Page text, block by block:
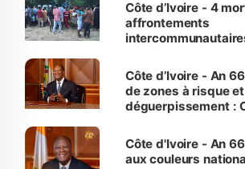
Côte d’Ivoire - 4
affrontements
milieu des sinistrés
Côte d’Ivoire - An
de zones à risque et
déguerpissement :
l'Etat de droit pour
vies humaines »
Côte d'Ivoire - An
aux couleurs